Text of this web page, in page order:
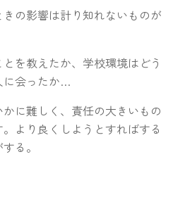
の影響は計り知れないものが
を教えたか、学校環境はどう
に会ったか…
に難しく、責任の大きいもの
より良くしようとすればする
る。